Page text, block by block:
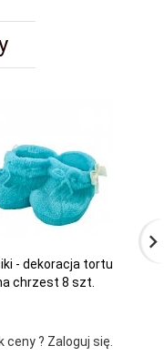
- dekoracja tortu
chrzest 8 szt.
ceny ? Zaloguj się.